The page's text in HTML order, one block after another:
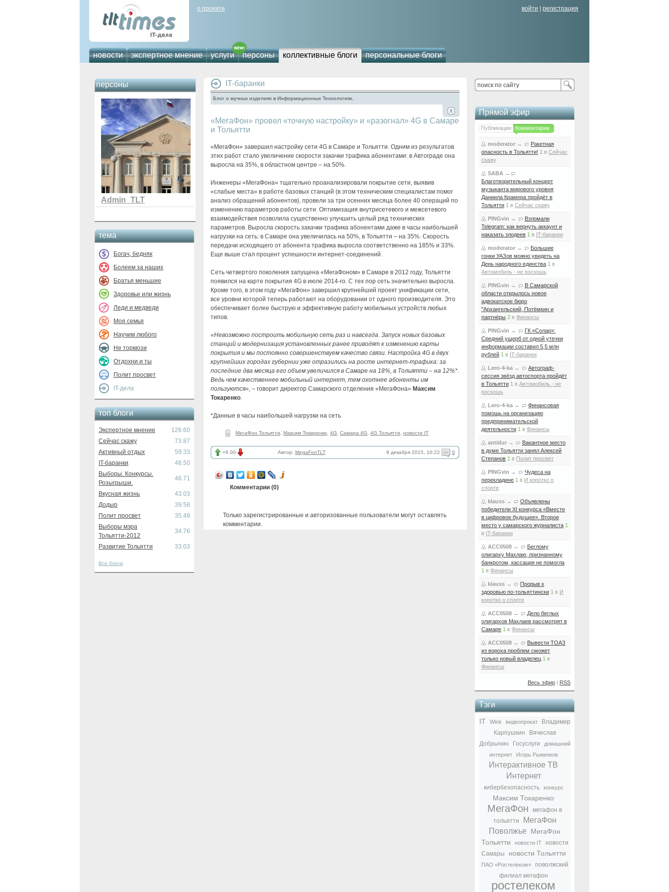
о проекте войти регистрация
новости экспертное мнение услуги персоны коллективные блоги персональные блоги
персоны
Admin_TLT
тема
Богач, бедняк
Болеем за наших
Братья меньшие
Здоровье или жизнь
Леди и медведи
Моя семья
Научим любого
Не тормози
Отдохни и ты
Полит просвет
IT-дела
топ блоги
Экспертное мнение
126.60
Сейчас скажу
73.87
Активный отдых
59.33
IT-баранки
48.50
Выборы. Конкурсы.
Розыгрыши.
46.71
Вкусная жизнь
43.03
Додыр
39.58
Полит просвет
35.49
Выборы мэра
Тольятти-2012
34.76
Развитие Тольятти 33.03
Все блоги
IT-баранки
Блог о мучных изделиях в Информационных Технологиях.
«МегаФон» провел «точную настройку» и «разогнал» 4G в Самаре
и Тольятти
«МегаФон» завершил настройку сети 4G в Самаре и Тольятти. Одним из результатов
этих работ стало увеличение скорости закачки трафика абонентами: в Автограде она
выросла на 35%, в областном центре – на 50%.
Инженеры «МегаФона» тщательно проанализировали покрытие сети, выявив
«слабые места» в работе базовых станций (в этом техническим специалистам помог
анализ обращений абонентов), провели за три осенних месяца более 40 операций по
изменению параметров работы сети. Оптимизация внутрисетевого и межсетевого
взаимодействия позволила существенно улучшить целый ряд технических
параметров. Выросла скорость закачки трафика абонентами даже в часы наибольшей
нагрузки на сеть: в Самаре она увеличилась на 50%, в Тольятти – на 35%. Скорость
передачи исходящего от абонента трафика выросла соответственно на 185% и 33%.
Еще выше стал процент успешности интернет-соединений.
Сеть четвертого поколения запущена «МегаФоном» в Самаре в 2012 году, Тольятти
появился на карте покрытия 4G в июле 2014-го. С тех пор сеть значительно выросла.
Кроме того, в этом году «МегаФон» завершил крупнейший проект унификации сети,
все уровни которой теперь работают на оборудовании от одного производителя. Это
обеспечивает более быструю и эффективную работу мобильных устройств любых
типов.
«Невозможно построить мобильную сеть раз и навсегда. Запуск новых базовых
станций и модернизация установленных ранее приводят к изменению карты
покрытия и мы постоянно совершенствуем качество связи. Настройка 4G в двух
крупнейших городах губернии уже отразились на росте интернет-трафика: за
последние два месяца его объем увеличился в Самаре на 18%, в Тольятти – на 12%*.
Ведь чем качественнее мобильный интернет, тем охотнее абоненты им
пользуются», – говорит директор Самарского отделения «МегаФона» Максим
Токаренко.
*Данные в часы наибольшей нагрузки на сеть
МегаФон Тольятти Максим Токаренко 4G Самара 4G 4G Тольятти новости IT
+6.00 Автор: MegaFonTLT 9 декабря 2015, 10:22 0
Комментарии (0)
Только зарегистрированные и авторизованные пользователи могут оставлять
комментарии.
Прямой эфир
Публикации Комментарии
moderator →
Ракетная
опасность в Тольятти! 1 в Сейчас
скажу
SABA →
Благотворительный концерт
музыканта мирового уровня
Даниила Крамера пройдёт в
Тольятти 1 в Сейчас скажу
PINGvin →
Взломали
Telegram: как вернуть аккаунт и
наказать злодеев 1 в IT-баранки
moderator →
Большие
гонки УАЗов можно увидеть на
День народного единства 1 в
Автомобиль - не роскошь
PINGvin →
В Самарской
области открылось новое
адвокатское бюро
"Архангельский, Потёмкин и
партнёры 2 в Финансы
PINGvin →
ГК «Солар»:
Средний ущерб от одной утечки
информации составил 5,5 млн
рублей 1 в IT-баранки
Lero-4-ka →
Автограф-
сессия звёзд автоспорта пройдёт
в Тольятти 1 в Автомобиль - не
роскошь
Lero-4-ka →
Финансовая
помощь на организацию
предпринимательской
деятельности 1 в Финансы
antidur →
Вакантное место
в думе Тольятти занял Алексей
Степанов 1 в Полит просвет
PINGvin →
Чудеса на
перекладине 1 в И коротко о
спорте
klauss →
Объявлены
победители XI конкурса «Вместе
в цифровое будущее». Второе
место у самарского журналиста 1
в IT-баранки
ACC0508 →
Беглому
олигарху Махлаю, признанному
банкротом, кассация не помогла
1 в Финансы
klauss →
Прорыв к
здоровью по-тольяттински 1 в И
коротко о спорте
ACC0508 →
Дело беглых
олигархов Махлаев рассмотрят в
Самаре 1 в Финансы
ACC0508 →
Вывести ТОАЗ
из вороха проблем сможет
только новый владелец 1 в
Финансы
Весь эфир | RSS
Тэги
IT Wink видеопрокат
Владимир
Карпушкин
Вячеслав
Добрынин
Госуслуги
домашний
интернет
Игорь Рыженков
Интерактивное ТВ
Интернет
кибербезопасность конкурс
Максим Токаренко
МегаФон
мегафон в
тольятти
МегаФон
Поволжье
МегаФон
Тольятти
новости IT
новости
Самары
новости Тольятти
ПАО «Ростелеком»
поволжский
филиал мегафон
ростелеком